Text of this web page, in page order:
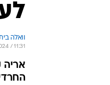
וואלה
/ 11:31
אריה